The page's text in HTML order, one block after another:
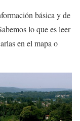
básica y de
lo que es leer
en el mapa o